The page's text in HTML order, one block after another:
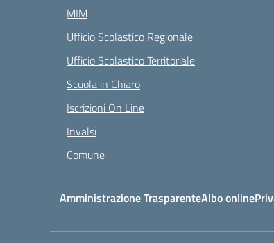
MIM
Ufficio Scolastico Regionale
Ufficio Scolastico Territoriale
Scuola in Chiaro
Iscrizioni On Line
Invalsi
Comune
Amministrazione TrasparenteAlbo online